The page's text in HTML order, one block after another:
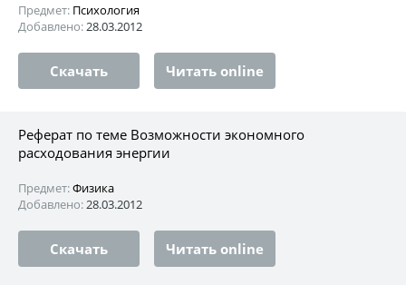
Предмет: Психология
Добавлено:28.03.2012
Скачать Читать online
Реферат по теме Возможности экономного
расходования энергии
Предмет:Физика
Добавлено:28.03.2012
Скачать Читать online